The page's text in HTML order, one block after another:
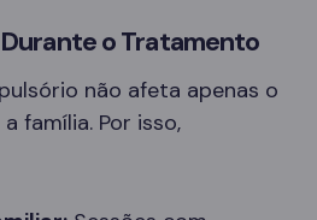
o Tratamento
não afeta apenas o
família. Por isso,